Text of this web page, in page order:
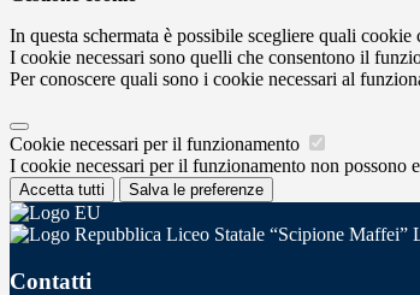
In questa schermata è possibile scegliere quali cookie
I cookie necessari sono quelli che consentono il
Per conoscere quali sono i cookie necessari al
Cookie necessari per il funzionamento
I cookie necessari per il funzionamento non possono
Accetta tutti Salva le preferenze
Liceo Statale “Scipione
Contatti